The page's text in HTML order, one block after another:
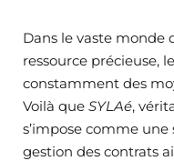
Dans le vaste monde
ressource précieuse,
constamment des
Voilà que SYLAé,
s’impose comme
gestion des contrats